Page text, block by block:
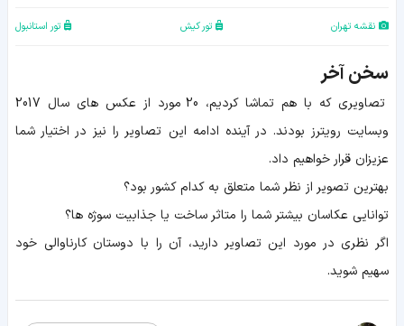
نقشه تهران تور کیش تور استانبول
سخن آخر
تصاویری که با هم تماشا کردیم، 20 مورد از عکس های سال 2017
وبسایت رویترز بودند. در آینده ادامه این تصاویر را نیز در اختیار شما
عزیزان قرار خواهیم داد.
بهترین تصویر از نظر شما متعلق به کدام کشور بود؟
توانایی عکاسان بیشتر شما را متاثر ساخت یا جذابیت سوژه ها؟
اگر نظری در مورد این تصاویر دارید، آن را با دوستان کارناوالی خود
سهیم شوید.